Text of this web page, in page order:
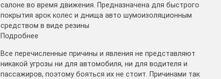
салоне во время движения. Предназначена для быстрого
покрытия арок колес и днища авто шумоизоляционным
средством в виде резины
Подробнее
Все перечисленные причины и явления не представляют
никакой угрозы ни для автомобиля, ни для водителя и
пассажиров, поэтому бояться их не стоит. Причинами так